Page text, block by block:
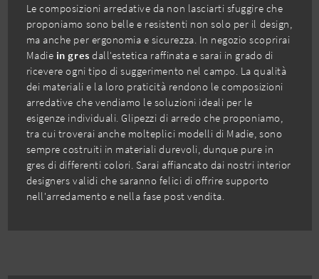
Le composizioni arredative da non lasciarti sfuggire che
proponiamo sono belle e resistenti non solo per il design,
ma anche per ergonomia e sicurezza. In negozio scoprirai
Madie in gres dall'estetica raffinata e sarai in grado di
ricevere ogni tipo di suggerimento nel campo. La qualità
dei materiali e la loro praticità rendono le composizioni
arredative che vendiamo le soluzioni ideali per le
esigenze individuali. Glipezzi di arredo che proponiamo,
tra cui troverai anche molteplici modelli di Madie, sono
sempre costruiti in materiali durevoli, dunque pure in
gres di differenti colori. Sarai affiancato dai nostri interior
designers validi che saranno felici di offrire supporto
nell'arredamento e nella fase post vendita.